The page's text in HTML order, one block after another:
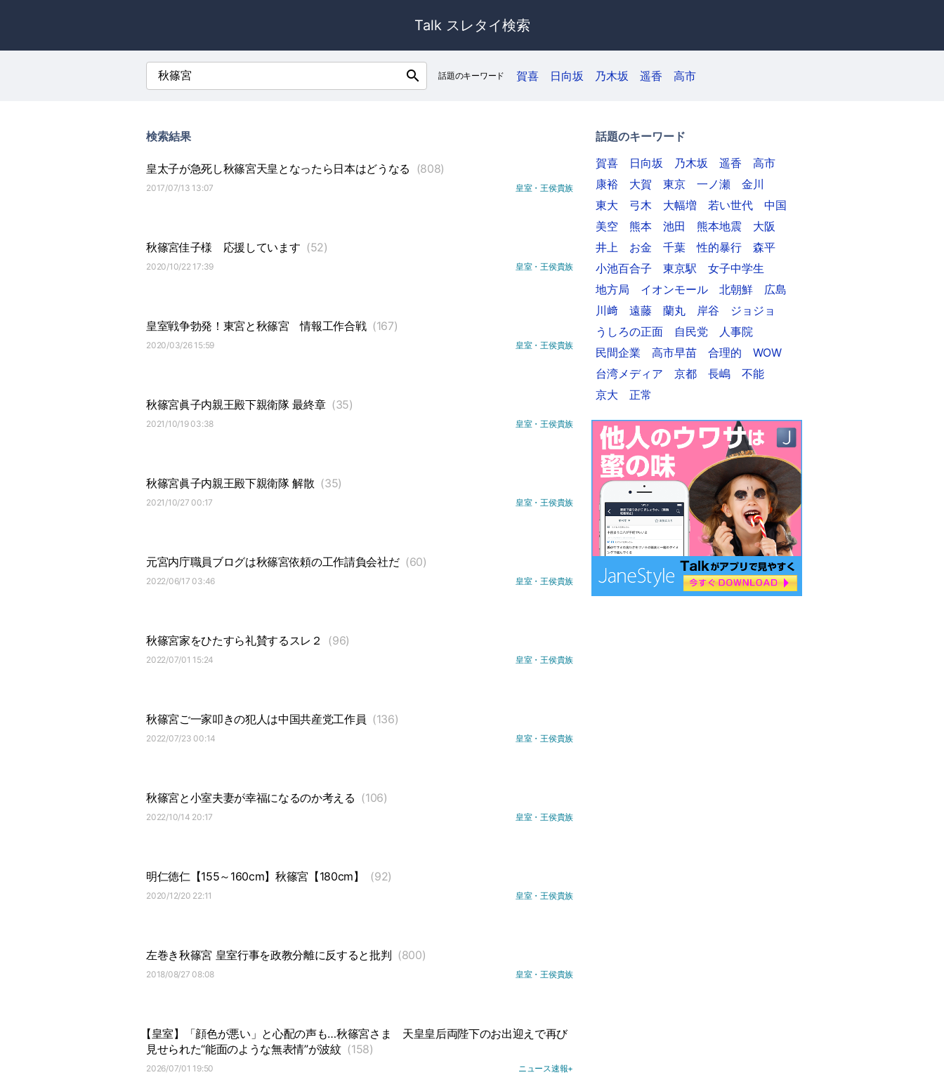
Talk スレタイ検索
search 話題のキーワード 賀喜 日向坂 乃木坂 遥香 高市
検索結果
皇太子が急死し秋篠宮天皇となったら日本はどうなる (808)
2017/07/13 13:07 皇室・王侯貴族
秋篠宮佳子様 応援しています (52)
2020/10/22 17:39 皇室・王侯貴族
皇室戦争勃発！東宮と秋篠宮 情報工作合戦 (167)
2020/03/26 15:59 皇室・王侯貴族
秋篠宮眞子内親王殿下親衛隊 最終章 (35)
2021/10/19 03:38 皇室・王侯貴族
秋篠宮眞子内親王殿下親衛隊 解散 (35)
2021/10/27 00:17 皇室・王侯貴族
元宮内庁職員ブログは秋篠宮依頼の工作請負会社だ (60)
2022/06/17 03:46 皇室・王侯貴族
秋篠宮家をひたすら礼賛するスレ２ (96)
2022/07/01 15:24 皇室・王侯貴族
秋篠宮ご一家叩きの犯人は中国共産党工作員 (136)
2022/07/23 00:14 皇室・王侯貴族
秋篠宮と小室夫妻が幸福になるのか考える (106)
2022/10/14 20:17 皇室・王侯貴族
明仁徳仁【155～160cm】秋篠宮【180cm】 (92)
2020/12/20 22:11 皇室・王侯貴族
左巻き秋篠宮 皇室行事を政教分離に反すると批判 (800)
2018/08/27 08:08 皇室・王侯貴族
【皇室】「顔色が悪い」と心配の声も…秋篠宮さま
天皇皇后両陛下のお出迎えで再び
見せられた“能面のような無表情”が波紋 (158)
2026/07/01 19:50 ニュース速報+
話題のキーワード
賀喜
日向坂 乃木坂 遥香
高市
康裕
大賀 東京 一ノ瀬
金川
東大
弓木 大幅増 若い世代
中国
美空
熊本 池田 熊本地震
大阪
井上
お金 千葉 性的暴行
森平
小池百合子
東京駅
女子中学生
地方局
イオンモール 北朝鮮
広島
川﨑
遠藤 蘭丸 岸谷
ジョジョ
うしろの正面
自民党
人事院
民間企業
高市早苗 合理的
WOW
台湾メディア
京都 長嶋
不能
京大
正常